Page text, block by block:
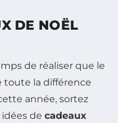
DE NOËL
de réaliser que le
toute la différence
année, sortez
de cadeaux